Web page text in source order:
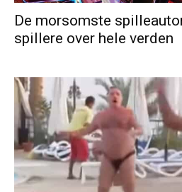
De morsomste
spillere over hele verden